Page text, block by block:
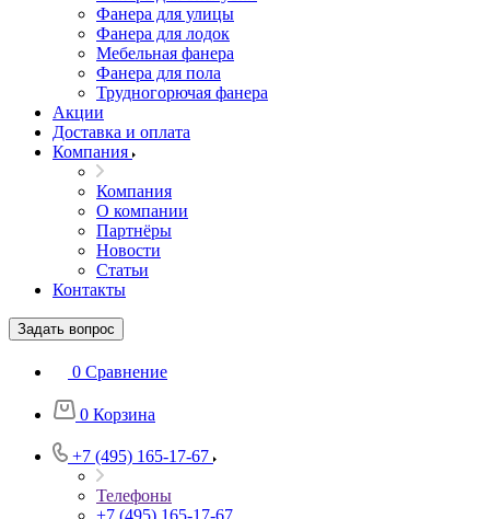
Фанера для улицы
Фанера для лодок
Мебельная фанера
Фанера для пола
Трудногорючая фанера
Акции
Доставка и оплата
Компания
Компания
О компании
Партнёры
Новости
Статьи
Контакты
Задать вопрос
0 Сравнение
0 Корзина
+7 (495) 165-17-67
Телефоны